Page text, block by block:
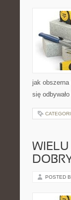
jak
się
POSTED